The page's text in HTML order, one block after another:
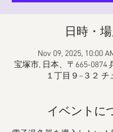
日時・
Nov 09, 2025, 10:00
宝塚市, 日本、〒665-0874
１丁目９−３２ チ
イベントに